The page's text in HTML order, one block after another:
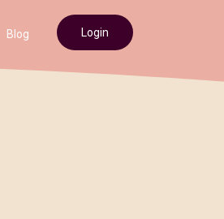
Blog Login